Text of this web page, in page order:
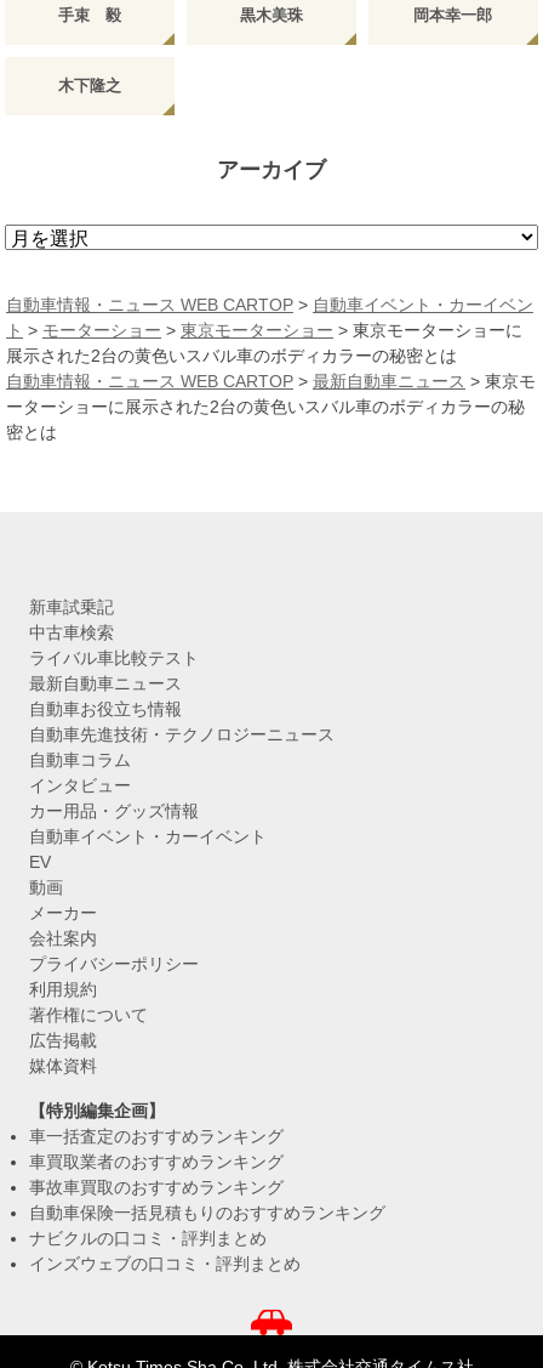
手束 毅 黒木美珠 岡本幸一郎
木下隆之
アーカイブ
ア
カ
イ
ブ
自動車情報・ニュース WEB CARTOP > 自動車イベント・カーイベン
ト > モーターショー > 東京モーターショー > 東京モーターショーに
展示された2台の黄色いスバル車のボディカラーの秘密とは
自動車情報・ニュース WEB CARTOP > 最新自動車ニュース > 東京モ
ーターショーに展示された2台の黄色いスバル車のボディカラーの秘
密とは
新車試乗記
中古車検索
ライバル車比較テスト
最新自動車ニュース
自動車お役立ち情報
自動車先進技術・テクノロジーニュース
自動車コラム
インタビュー
カー用品・グッズ情報
自動車イベント・カーイベント
EV
動画
メーカー
会社案内
プライバシーポリシー
利用規約
著作権について
広告掲載
媒体資料
【特別編集企画】
車一括査定のおすすめランキング
車買取業者のおすすめランキング
事故車買取のおすすめランキング
自動車保険一括見積もりのおすすめランキング
ナビクルの口コミ・評判まとめ
インズウェブの口コミ・評判まとめ